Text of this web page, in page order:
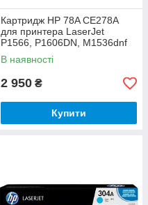
Картридж HP 78A CE278A
для принтера LaserJet
P1566, P1606DN, M1536dnf
В наявності
2 950 ₴
Купити